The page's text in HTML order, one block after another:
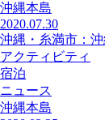
沖縄本島
2020.07.30
沖縄・糸満市：
アクティビティ
宿泊
ニュース
沖縄本島